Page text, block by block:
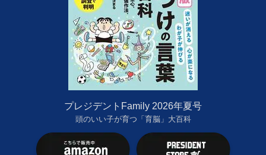
プレジデントFamily 2026年夏号
頭のいい子が育つ「育脳」大百科